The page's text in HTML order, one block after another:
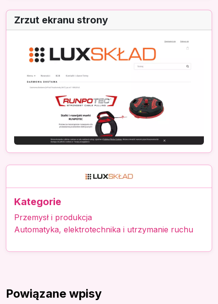
Zrzut ekranu strony
Kategorie
Przemysł i produkcja
Automatyka, elektrotechnika i utrzymanie ruchu
Powiązane wpisy